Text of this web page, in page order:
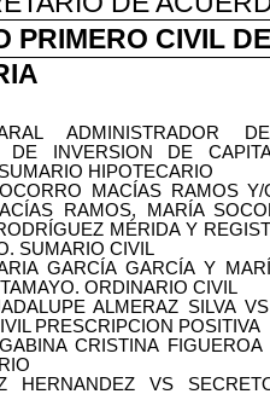
PRIMERO CIVIL
ADMINISTRADOR
DE INVERSION DE
HIPOTECARIO
MACÍAS RAMOS
RAMOS, MARÍA
MÉRIDA Y
SUMARIO CIVIL
GARCÍA GARCÍA Y
ORDINARIO CIVIL
ALMERAZ SILVA
PRESCRIPCION POSITIVA
CRISTINA
HERNANDEZ VS